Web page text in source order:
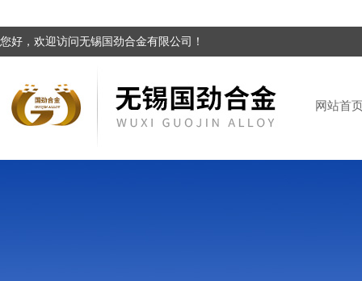
您好，欢迎访问无锡国劲合金有限公司！
网站首